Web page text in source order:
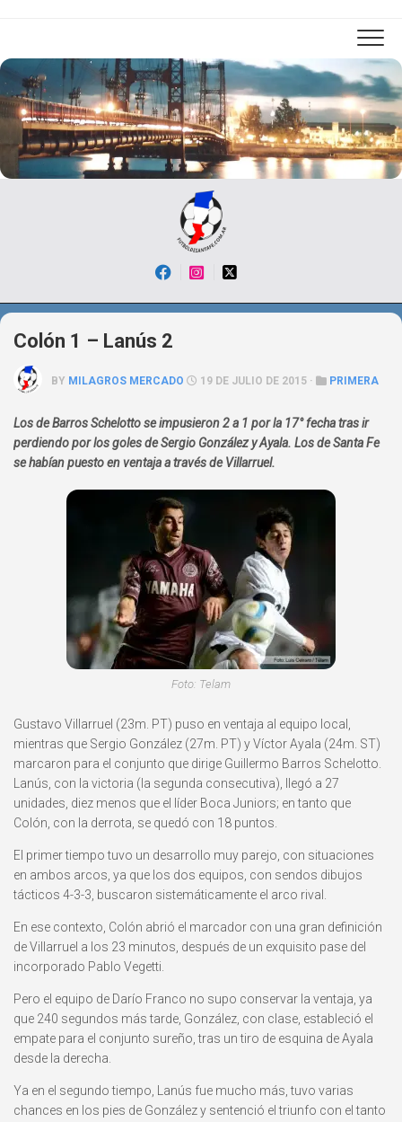
Colón 1 – Lanús 2
BY MILAGROS MERCADO 19 DE JULIO DE 2015 · PRIMERA
Los de Barros Schelotto se impusieron 2 a 1 por la 17° fecha tras ir
perdiendo por los goles de Sergio González y Ayala. Los de Santa Fe
se habían puesto en ventaja a través de Villarruel.
Foto: Telam
Gustavo Villarruel (23m. PT) puso en ventaja al equipo local,
mientras que Sergio González (27m. PT) y Víctor Ayala (24m. ST)
marcaron para el conjunto que dirige Guillermo Barros Schelotto.
Lanús, con la victoria (la segunda consecutiva), llegó a 27
unidades, diez menos que el líder Boca Juniors; en tanto que
Colón, con la derrota, se quedó con 18 puntos.
El primer tiempo tuvo un desarrollo muy parejo, con situaciones
en ambos arcos, ya que los dos equipos, con sendos dibujos
tácticos 4-3-3, buscaron sistemáticamente el arco rival.
En ese contexto, Colón abrió el marcador con una gran definición
de Villarruel a los 23 minutos, después de un exquisito pase del
incorporado Pablo Vegetti.
Pero el equipo de Darío Franco no supo conservar la ventaja, ya
que 240 segundos más tarde, González, con clase, estableció el
empate para el conjunto sureño, tras un tiro de esquina de Ayala
desde la derecha.
Ya en el segundo tiempo, Lanús fue mucho más, tuvo varias
chances en los pies de González y sentenció el triunfo con el tanto